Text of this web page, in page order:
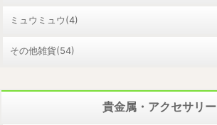
ミュウミュウ(4)
その他雑貨(54)
貴金属・アクセサリー